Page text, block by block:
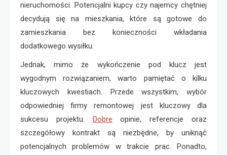
nieruchomości. Potencjalni kupcy czy najemcy chętniej
decydują się na mieszkania, które są gotowe do
zamieszkania bez konieczności wkładania
dodatkowego wysiłku.
Jednak, mimo że wykończenie pod klucz jest
wygodnym rozwiązaniem, warto pamiętać o kilku
kluczowych kwestiach. Przede wszystkim, wybór
odpowiedniej firmy remontowej jest kluczowy dla
sukcesu projektu.
Dobre opinie, referencje oraz
szczegółowy kontrakt są niezbędne, by uniknąć
potencjalnych problemów w trakcie prac. Ponadto,